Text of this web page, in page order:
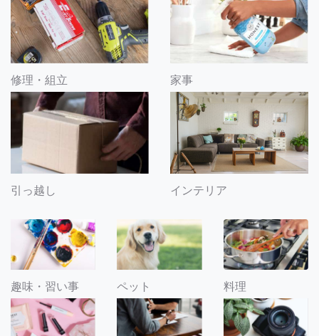
修理・組立 家事
引っ越し インテリア
趣味・習い事 ペット 料理